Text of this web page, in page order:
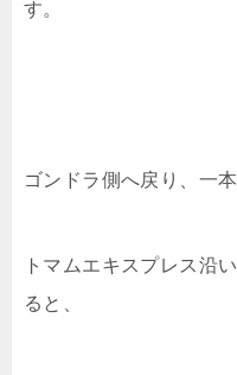
す。
ゴンドラ側へ戻り、一
トマムエキスプレス沿
ると、